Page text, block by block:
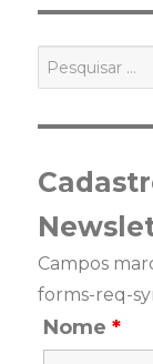
por:
Campos
forms-req-
Nome*